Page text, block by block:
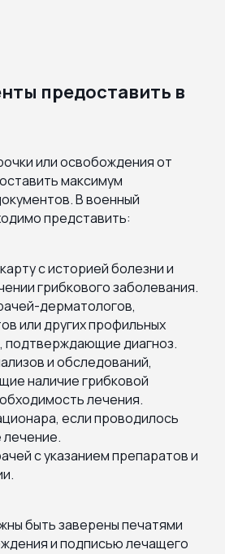
предоставить в
или освобождения от
максимум
В военный
представить:
с историей болезни и
грибкового заболевания.
дерматологов,
или других профильных
подтверждающие диагноз.
и обследований,
наличие грибковой
лечения.
если проводилось
с указанием препаратов и
быть заверены печатями
и подписью лечащего